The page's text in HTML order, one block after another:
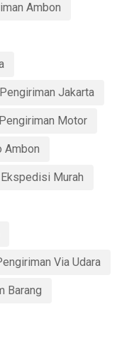
Ambon
Jakarta
Motor
Ambon
Ekspedisi Murah
Via Udara
Barang